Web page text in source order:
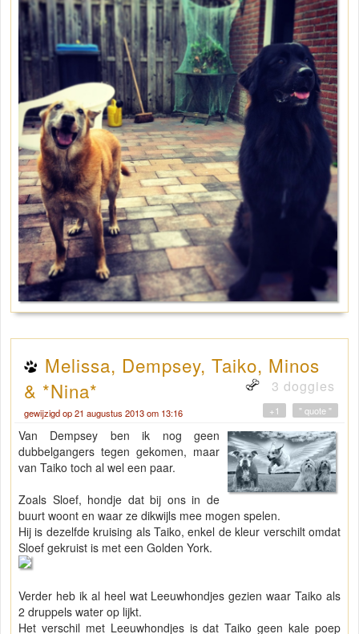
Melissa, Dempsey, Taiko, Minos
& *Nina*
3 doggies
gewijzigd op 21 augustus 2013 om 13:16 " quote "
+1
Van Dempsey ben ik nog geen
dubbelgangers tegen gekomen, maar
van Taiko toch al wel een paar.
Zoals Sloef, hondje dat bij ons in de
buurt woont en waar ze dikwijls mee mogen spelen.
Hij is dezelfde kruising als Taiko, enkel de kleur verschilt omdat
Sloef gekruist is met een Golden York.
Verder heb ik al heel wat Leeuwhondjes gezien waar Taiko als
2 druppels water op lijkt.
Het verschil met Leeuwhondjes is dat Taiko geen kale poep